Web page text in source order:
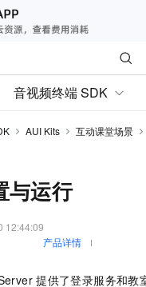
音视频终端 SDK
AUI Kits 互动课堂场景
与运行
12:44:09
产品详情
提供了登录服务和教